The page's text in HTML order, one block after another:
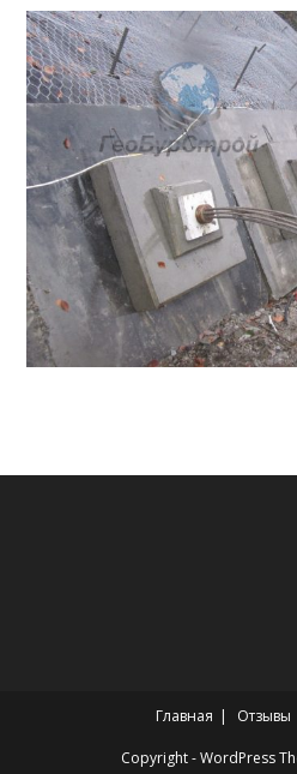
Главная Отзывы
Copyright - WordPress